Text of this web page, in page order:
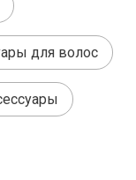
для волос